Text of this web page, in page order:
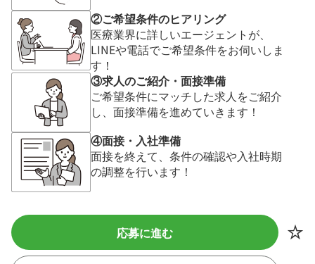
②ご希望条件のヒアリング
医療業界に詳しいエージェントが、
LINEや電話でご希望条件をお伺いしま
す！
③求人のご紹介・面接準備
ご希望条件にマッチした求人をご紹介
し、面接準備を進めていきます！
④面接・入社準備
面接を終えて、条件の確認や入社時期
の調整を行います！
応募に進む